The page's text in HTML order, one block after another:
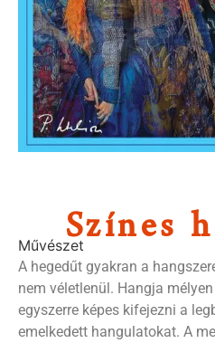
Színes
Művészet
A hegedűt gyakran a
nem véletlenül. Hangja
egyszerre képes kifejezni a
emelkedett hangulatokat. A